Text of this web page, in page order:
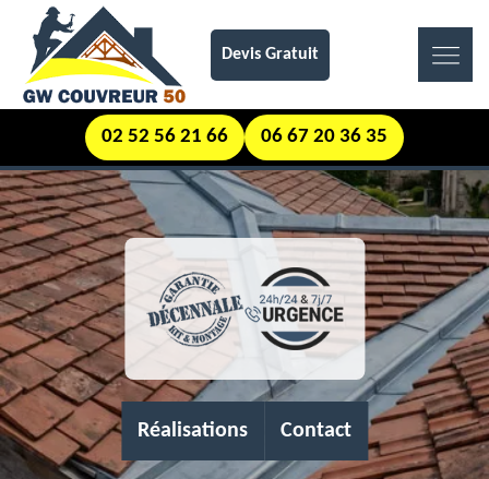
Devis Gratuit
02 52 56 21 66 06 67 20 36 35
Réalisations Contact